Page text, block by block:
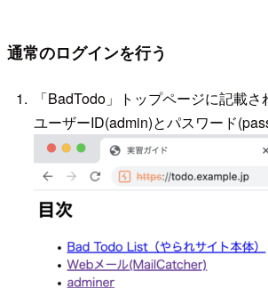
通常のログインを行う
「BadTodo」トップページに記載
ユーザーID(admin)とパスワード